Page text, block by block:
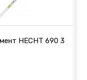
HECHT 690 3